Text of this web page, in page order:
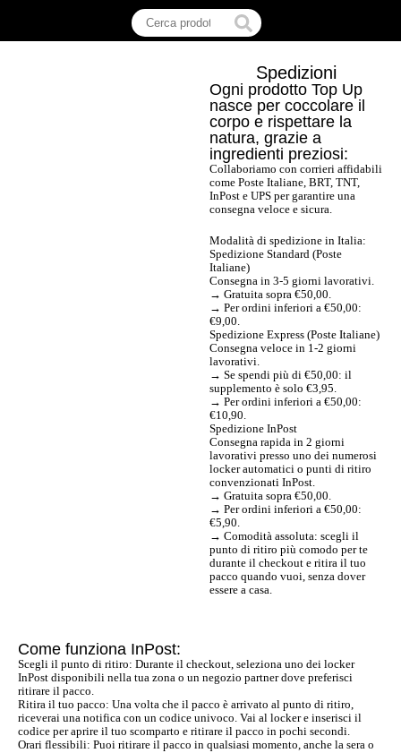
Spedizioni
Ogni prodotto Top Up
nasce per coccolare il
corpo e rispettare la
natura, grazie a
ingredienti preziosi:
Collaboriamo con corrieri affidabili
come Poste Italiane, BRT, TNT,
InPost e UPS per garantire una
consegna veloce e sicura.
Modalità di spedizione in Italia:
Spedizione Standard (Poste
Italiane)
Consegna in 3-5 giorni lavorativi.
→ Gratuita sopra €50,00.
→ Per ordini inferiori a €50,00:
€9,00.
Spedizione Express (Poste Italiane)
Consegna veloce in 1-2 giorni
lavorativi.
→ Se spendi più di €50,00: il
supplemento è solo €3,95.
→ Per ordini inferiori a €50,00:
€10,90.
Spedizione InPost
Consegna rapida in 2 giorni
lavorativi presso uno dei numerosi
locker automatici o punti di ritiro
convenzionati InPost.
→ Gratuita sopra €50,00.
→ Per ordini inferiori a €50,00:
€5,90.
→ Comodità assoluta: scegli il
punto di ritiro più comodo per te
durante il checkout e ritira il tuo
pacco quando vuoi, senza dover
essere a casa.
Come funziona InPost:
Scegli il punto di ritiro: Durante il checkout, seleziona uno dei locker
InPost disponibili nella tua zona o un negozio partner dove preferisci
ritirare il pacco.
Ritira il tuo pacco: Una volta che il pacco è arrivato al punto di ritiro,
riceverai una notifica con un codice univoco. Vai al locker e inserisci il
codice per aprire il tuo scomparto e ritirare il pacco in pochi secondi.
Orari flessibili: Puoi ritirare il pacco in qualsiasi momento, anche la sera o